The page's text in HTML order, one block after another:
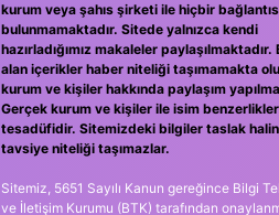
kurum veya şahıs şirketi ile hiçbir
bulunmamaktadır. Sitede yalnızca kendi
hazırladığımız makaleler
alan içerikler haber niteliği taşımamakta
kurum ve kişiler hakkında paylaşım
Gerçek kurum ve kişiler ile isim
tesadüfidir. Sitemizdeki bilgiler taslak
tavsiye niteliği taşımazlar.
Sitemiz, 5651 Sayılı Kanun gereğince Bilgi
ve İletişim Kurumu (BTK) tarafından